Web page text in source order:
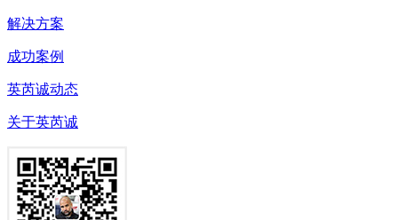
解决方案
成功案例
英芮诚动态
关于英芮诚